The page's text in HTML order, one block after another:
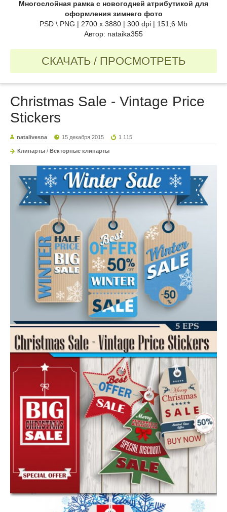
Многослойная рамка с новогодней атрибутикой для
оформления зимнего фото
PSD \ PNG | 2700 x 3880 | 300 dpi | 151,6 Mb
Автор: nataika355
СКАЧАТЬ / ПРОСМОТРЕТЬ
Christmas Sale - Vintage Price
Stickers
natalivesna 15 декабря 2015 1 115
Клипарты / Векторные клипарты